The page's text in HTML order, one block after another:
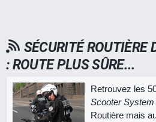
SÉCURITÉ ROUTIÈRE
: ROUTE PLUS SÛRE...
Retrouvez les
Scooter System
Routière mais